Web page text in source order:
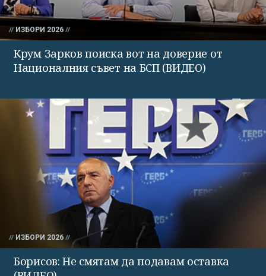
ИЗБОРИ 2026
Крум Зарков поиска вот на доверие от
Националния съвет на БСП (ВИДЕО)
ИЗБОРИ 2026
Борисов: Не смятам да подавам оставка